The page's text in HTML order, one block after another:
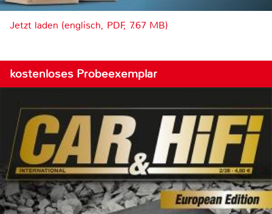
Jetzt laden (englisch, PDF, 7.67 MB)
kostenloses Probeexemplar